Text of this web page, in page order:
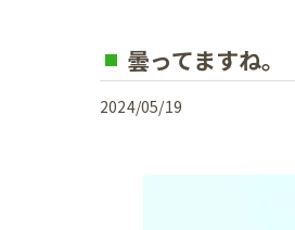
曇ってますね。
2024/05/19